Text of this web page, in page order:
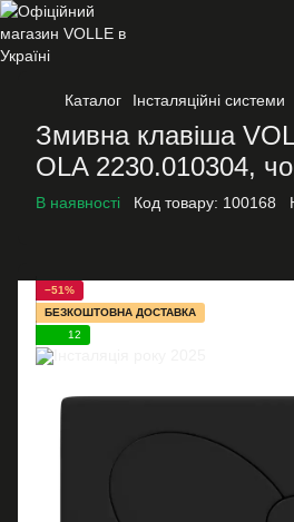
Каталог Інсталяційні системи
Змивна клавіша
OLA 2230.010304,
В наявності Код товару: 100168
−51%
БЕЗКОШТОВНА ДОСТАВКА
12